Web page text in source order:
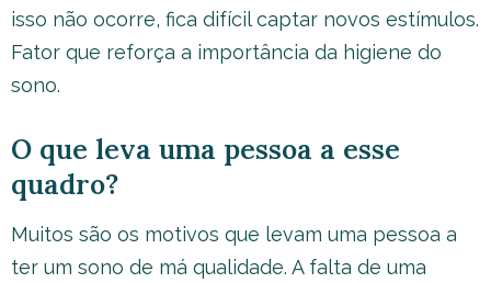
isso não ocorre, fica difícil captar novos estímulos.
Fator que reforça a importância da higiene do
sono.
O que leva uma pessoa a esse
quadro?
Muitos são os motivos que levam uma pessoa a
ter um sono de má qualidade. A falta de uma